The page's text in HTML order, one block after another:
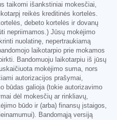
taikomi išankstiniai mokesčiai,
reikės kreditinės kortelės.
debeto kortelės ir dovanų
nepriimamos.) Jūsų mokėjimo
nuolatinę, nepertraukiamą
laikotarpio prie mokamos
Bandomuoju laikotarpiu iš jūsų
mokėjimo suma, nors
autorizacijos prašymai,
būdas galioja (tokie autorizavimo
dėl mokesčių ar rinkliavų,
būdo ir (arba) finansų įstaigos,
Bandomąją versiją